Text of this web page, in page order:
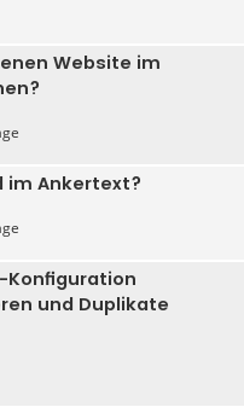
Website im
im Ankertext?
und Duplikate